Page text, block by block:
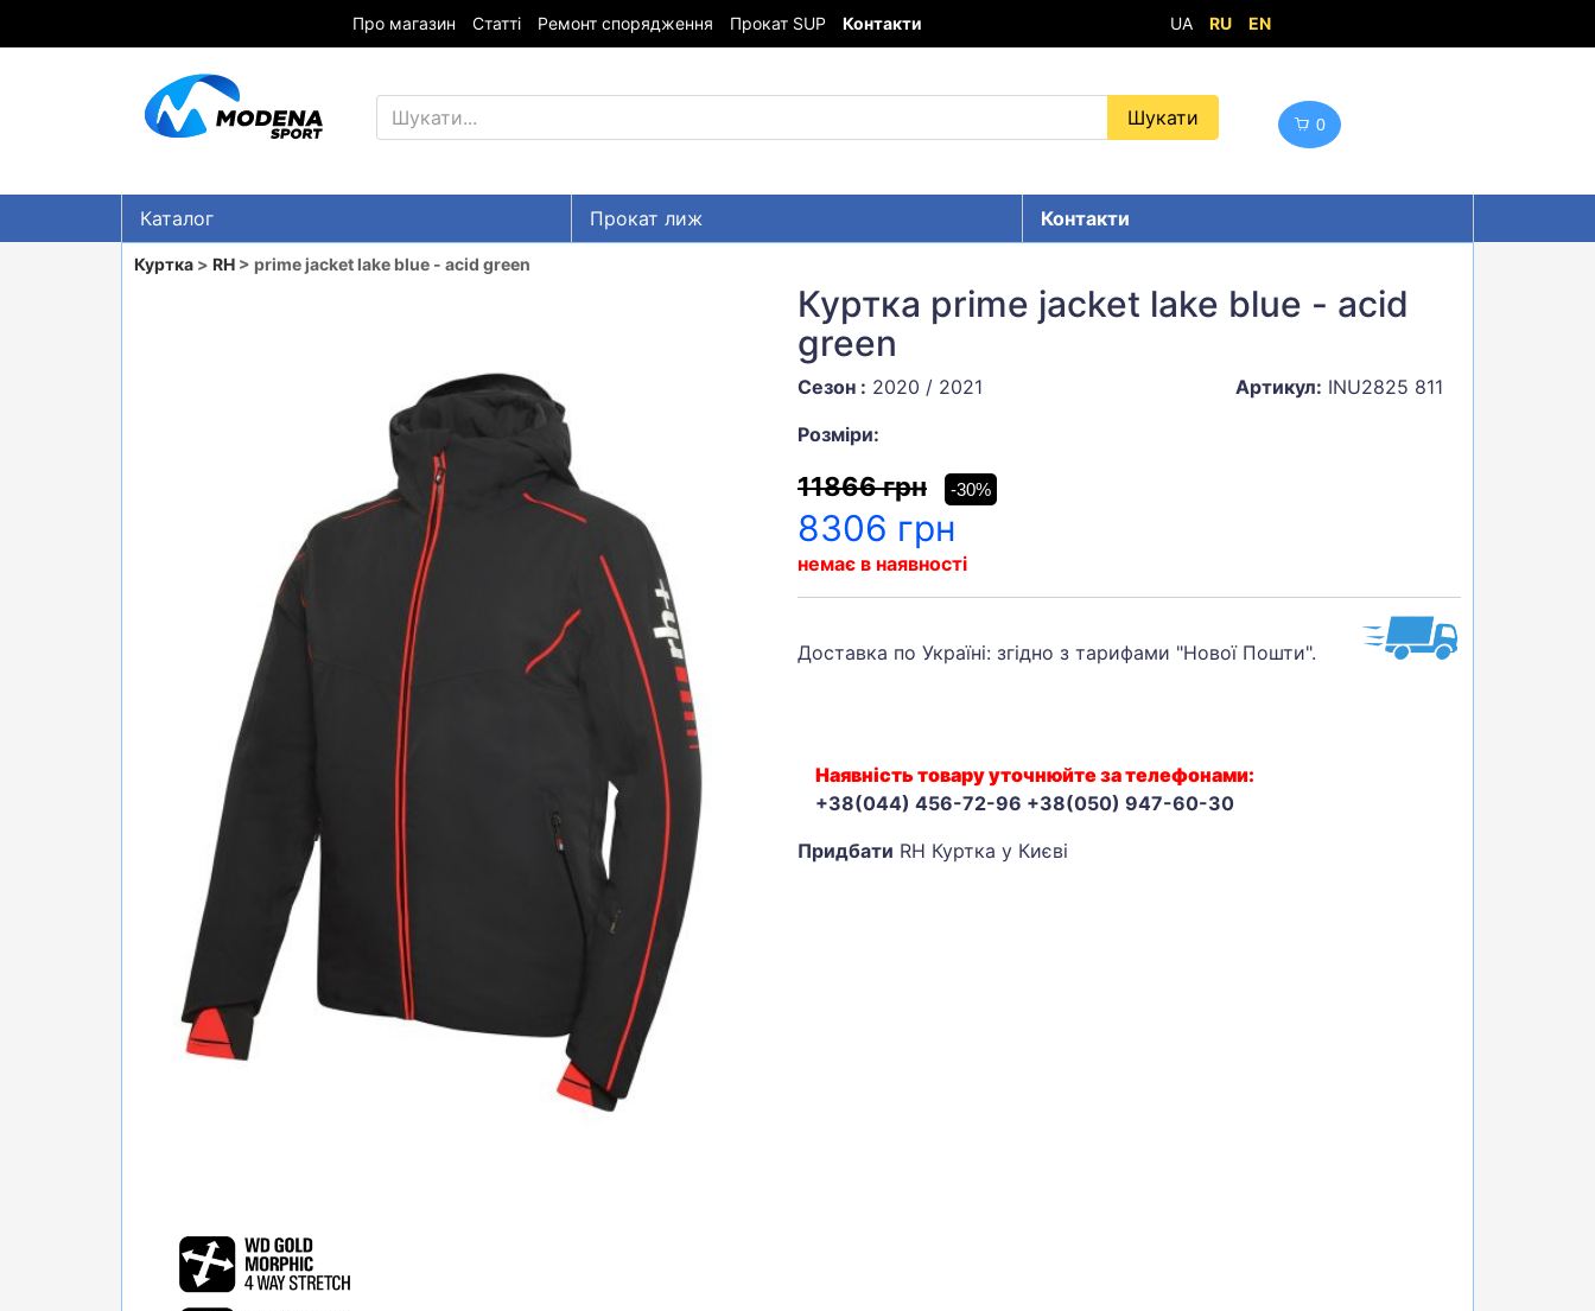
Про магазин Статті Ремонт спорядження Прокат SUP Контакти UA RU EN
0
Каталог Прокат лиж
Контакти
Знижки
ШОЛОМИ, ЗАХИСТ, ОКУЛЯРИ
БІГ, ФІТНЕС, М'ЯЧІ
ВЕЛОСИПЕДИ
ТЕНІС, БАДМІНТОН
ВОДНІ ВИДИ СПОРТУ
ТУРИЗМ
Куртка > RH > prime jacket lake blue - acid green
Куртка prime jacket lake blue - acid
green
Сезон : 2020 / 2021 Артикул: INU2825 811
Розміри:
11866 грн -30%
8306 грн
немає в наявності
Доставка по Україні: згідно з тарифами "Нової Пошти".
Наявність товару уточнюйте за телефонами:
+38(044) 456-72-96 +38(050) 947-60-30
Придбати RH Куртка у Києві